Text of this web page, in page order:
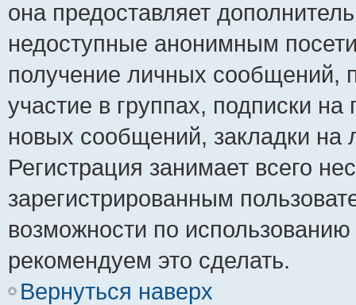
она предоставляет
недоступные анонимным
получение личных сообщений,
участие в группах, подписки
новых сообщений, закладки
Регистрация занимает всего
зарегистрированным
возможности по
рекомендуем это сделать.
Вернуться наверх